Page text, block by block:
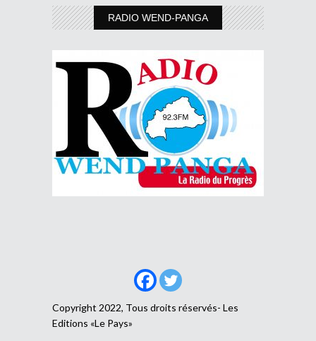
RADIO WEND-PANGA
Copyright 2022, Tous droits réservés- Les
Editions «Le Pays»